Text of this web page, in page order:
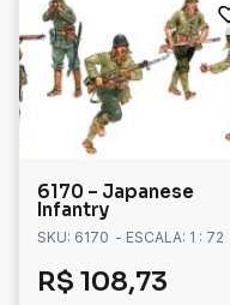
6170 – Japanese
Infantry
SKU: 6170 - ESCALA: 1 : 72
R$ 108,73